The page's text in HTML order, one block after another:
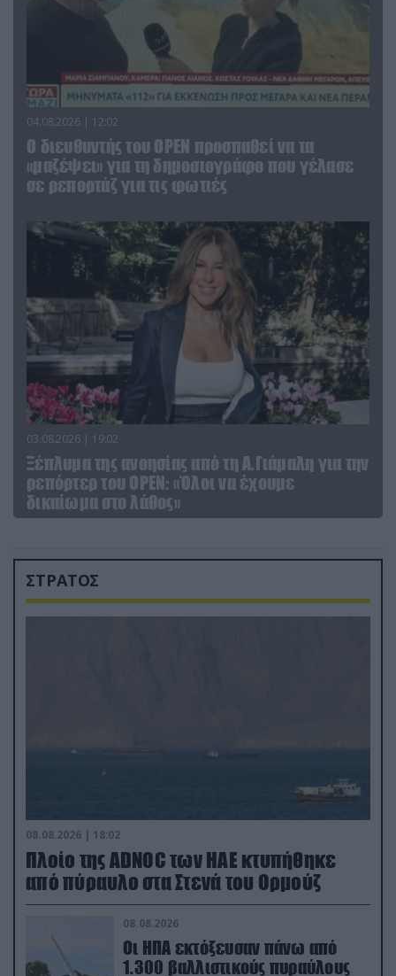
04.08.2026 | 12:02
O διευθυντής του OPEN προσπαθεί να τα
«μαζέψει» για τη δημοσιογράφο που γέλασε
σε ρεπορτάζ για τις φωτιές
03.08.2026 | 19:02
Ξέπλυμα της ανοησίας από τη Α.Γιάμαλη για την
ρεπόρτερ του ΟΡΕΝ: «Όλοι να έχουμε
δικαίωμα στο λάθος»
ΣΤΡΑΤΟΣ
08.08.2026 | 18:02
Πλοίο της ADNOC των ΗΑΕ κτυπήθηκε
από πύραυλο στα Στενά του Ορμούζ
08.08.2026
Οι ΗΠΑ εκτόξευσαν πάνω από
1.300 βαλλιστικούς πυραύλους